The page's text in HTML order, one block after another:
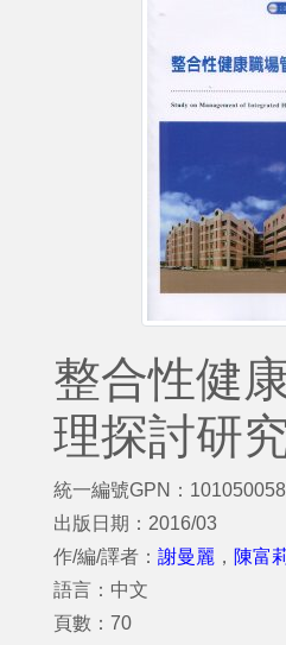
整合性健
理探討研
統一編號GPN：
出版日期：2016/03
作/編/譯者： 謝曼麗 ， 陳富
語言：中文
頁數：70